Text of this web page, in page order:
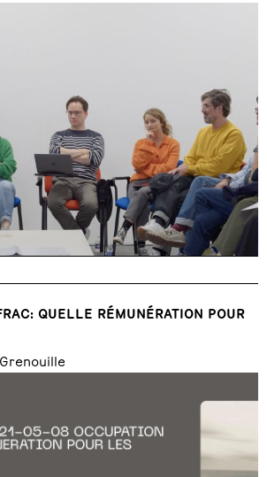
QUELLE RÉMUNÉRATION POUR